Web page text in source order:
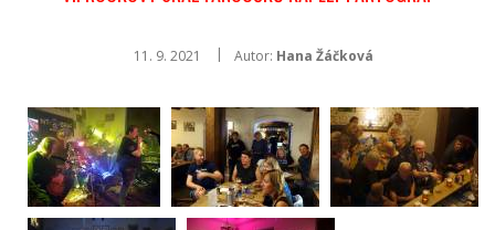
11. 9. 2021 Autor: Hana Žáčková